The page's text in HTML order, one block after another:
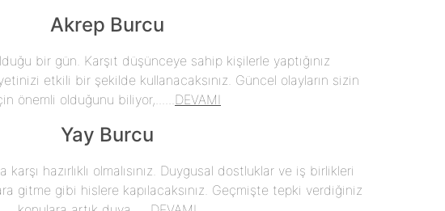
Akrep Burcu
bir gün. Karşıt düşünceye sahip kişilerle yaptığınız
etkili bir şekilde kullanacaksınız. Güncel olayların sizin
önemli olduğunu biliyor,...... DEVAMI
Yay Burcu
hazırlıklı olmalısınız. Duygusal dostluklar ve iş birlikleri
gitme gibi hislere kapılacaksınız. Geçmişte tepki verdiğiniz